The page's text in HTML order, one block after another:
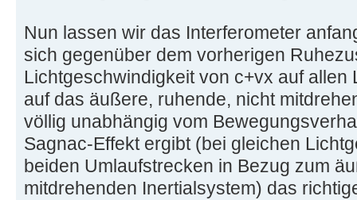
Nun lassen wir das Interferometer
sich gegenüber dem vorherigen
Lichtgeschwindigkeit von c+vx auf allen
auf das äußere, ruhende, nicht
völlig unabhängig vom
Sagnac-Effekt ergibt (bei gleichen
beiden Umlaufstrecken in Bezug zum
mitdrehenden Inertialsystem) das